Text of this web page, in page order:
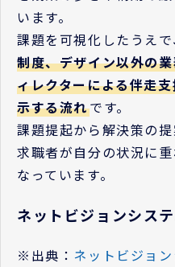
います。
課題を可視化したうえ
制度、デザイン以外の
ィレクターによる伴走
示する流れです。
課題提起から解決策の
求職者が自分の状況に
なっています。
ネットビジョンシス
※出典： ネットビジョ